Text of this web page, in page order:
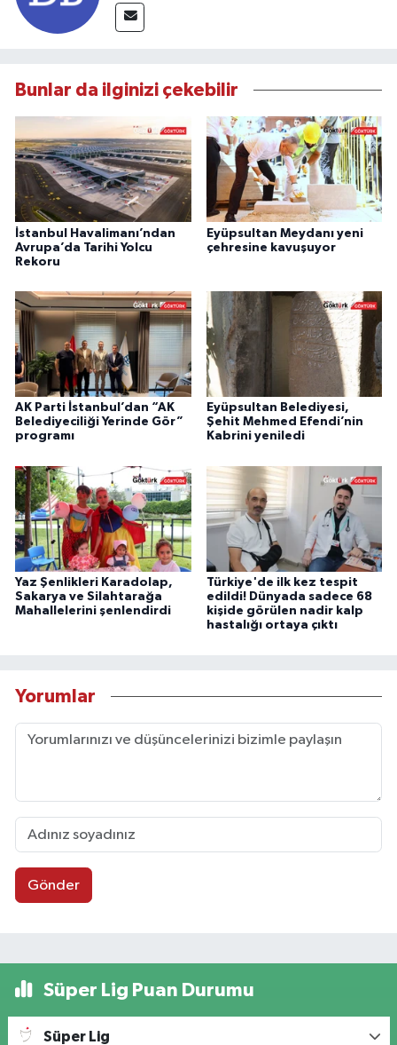
Bunlar da ilginizi çekebilir
İstanbul Havalimanı’ndan
Avrupa’da Tarihi Yolcu
Rekoru
Eyüpsultan Meydanı yeni
çehresine kavuşuyor
AK Parti İstanbul’dan “AK
Belediyeciliği Yerinde Gör”
programı
Eyüpsultan Belediyesi,
Şehit Mehmed Efendi’nin
Kabrini yeniledi
Yaz Şenlikleri Karadolap,
Sakarya ve Silahtarağa
Mahallelerini şenlendirdi
Türkiye'de ilk kez tespit
edildi! Dünyada sadece 68
kişide görülen nadir kalp
hastalığı ortaya çıktı
Yorumlar
Gönder
Süper Lig Puan Durumu
Süper Lig